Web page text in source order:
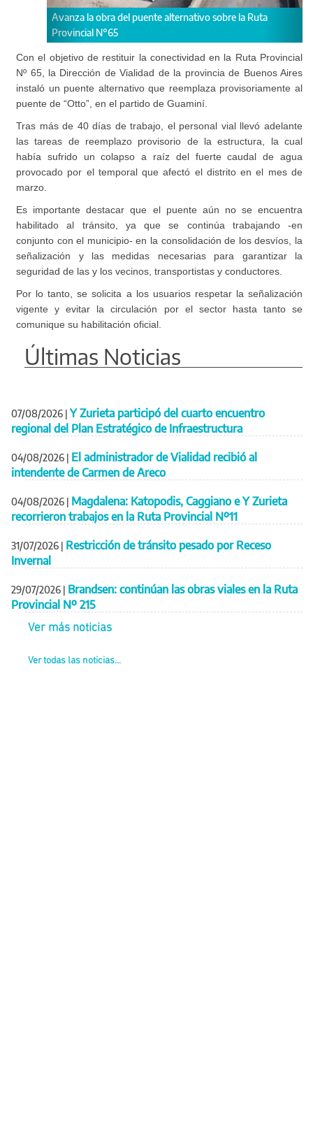
obra del puente alternativo sobre la Ruta
Se trata de una
Con el objetivo de restituir la conectividad en la Ruta Provincial
Nº 65, la Dirección de Vialidad de la provincia de Buenos Aires
instaló un puente alternativo que reemplaza provisoriamente al
puente de “Otto”, en el partido de Guaminí.
Tras más de 40 días de trabajo, el personal vial llevó adelante
las tareas de reemplazo provisorio de la estructura, la cual
había sufrido un colapso a raíz del fuerte caudal de agua
provocado por el temporal que afectó el distrito en el mes de
marzo.
Es importante destacar que el puente aún no se encuentra
habilitado al tránsito, ya que se continúa trabajando -en
conjunto con el municipio- en la consolidación de los desvíos, la
señalización y las medidas necesarias para garantizar la
seguridad de las y los vecinos, transportistas y conductores.
Por lo tanto, se solicita a los usuarios respetar la señalización
vigente y evitar la circulación por el sector hasta tanto se
comunique su habilitación oficial.
Últimas Noticias
07/08/2026 | Y Zurieta participó del cuarto encuentro
regional del Plan Estratégico de Infraestructura
04/08/2026 | El administrador de Vialidad recibió al
intendente de Carmen de Areco
04/08/2026 | Magdalena: Katopodis, Caggiano e Y Zurieta
recorrieron trabajos en la Ruta Provincial Nº11
31/07/2026 | Restricción de tránsito pesado por Receso
Invernal
29/07/2026 | Brandsen: continúan las obras viales en la Ruta
Provincial Nº 215
Ver más noticias
Ver todas las noticias...